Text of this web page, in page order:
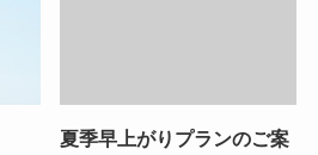
夏季早上がりプランのご案